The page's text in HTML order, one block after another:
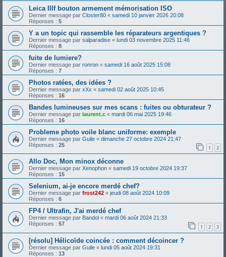
Leica IIIf bouton armement mémorisation ISO
Dernier message par Closter80 « samedi 10 janvier 2026 20:08
Réponses : 5
Y a un topic qui rassemble les réparateurs argentiques ?
Dernier message par salparadise « lundi 03 novembre 2025 11:46
Réponses : 8
fuite de lumiere?
Dernier message par ronron « samedi 16 août 2025 15:08
Réponses : 7
Photos ratées, des idées ?
Dernier message par xXx « samedi 02 août 2025 10:45
Réponses : 16
Bandes lumineuses sur mes scans : fuites ou obturateur ?
Dernier message par laurent.c « mardi 06 mai 2025 19:46
Réponses : 16
Probleme photo voile blanc uniforme: exemple
Dernier message par Guile « dimanche 27 octobre 2024 21:47
Réponses : 25 1 2
Allo Doc, Mon minox déconne
Dernier message par Xenophon « samedi 19 octobre 2024 19:37
Réponses : 15
Selenium, ai-je encore merdé chef?
Dernier message par frost242 « jeudi 08 août 2024 10:09
Réponses : 6
FP4 / Ultrafin, J'ai merdé chef
Dernier message par Bandol « mardi 06 août 2024 21:33
Réponses : 57 1 2 3
[résolu] Hélicoïde coincée : comment décoincer ?
Dernier message par Guile « lundi 05 août 2024 19:31
Réponses : 13